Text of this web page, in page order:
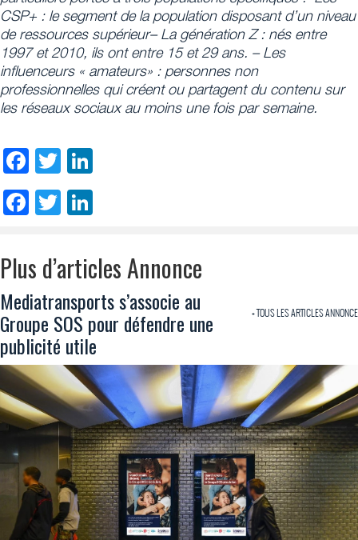
CSP+ : le segment de la population disposant d’un niveau
de ressources supérieur– La génération Z : nés entre
1997 et 2010, ils ont entre 15 et 29 ans. – Les
influenceurs « amateurs» : personnes non
professionnelles qui créent ou partagent du contenu sur
les réseaux sociaux au moins une fois par semaine.
Facebook
Twitter
Facebook
Twitter
Plus d’articles Annonce
+ TOUS LES ARTICLES ANNONCE
Mediatransports s’associe au
Groupe SOS pour défendre une
publicité utile